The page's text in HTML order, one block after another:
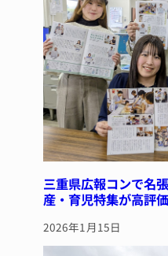
三重県広報コンで名
産・育児特集が高評価
2026年1月15日